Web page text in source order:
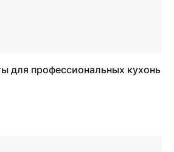
для профессиональных кухонь